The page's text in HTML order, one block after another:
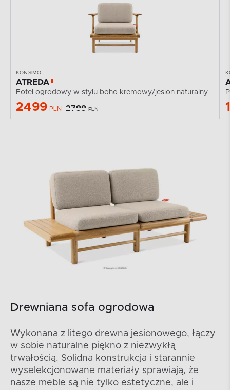
KONSIMO
ATREDA
Fotel ogrodowy w stylu boho kremowy/jesion naturalny
2499 PLN 2799 PLN
Drewniana sofa ogrodowa
Wykonana z litego drewna jesionowego, łączy
w sobie naturalne piękno z niezwykłą
trwałością. Solidna konstrukcja i starannie
wyselekcjonowane materiały sprawiają, że
nasze meble są nie tylko estetyczne, ale i